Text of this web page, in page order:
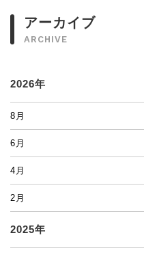
アーカイブ
ARCHIVE
2026年
8月
6月
4月
2月
2025年